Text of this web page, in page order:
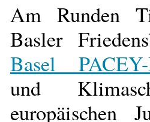
Am Runden
Basler
Basel PACEY-
und
europäischen